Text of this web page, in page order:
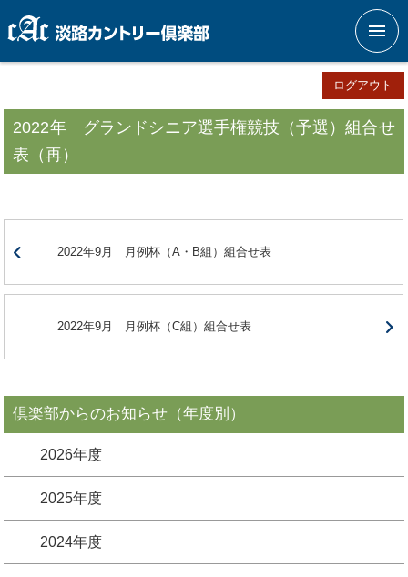
メニ
ログアウト
2022年 グランドシニア選手権競技（予選）組合せ
表（再）
2022年9月 月例杯（A・B組）組合せ表
2022年9月 月例杯（C組）組合せ表
倶楽部からのお知らせ（年度別）
2026年度
2025年度
2024年度